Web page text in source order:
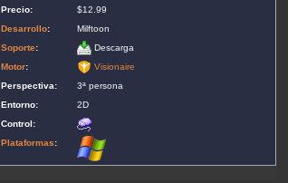
Precio:
$12.99
Desarrollo:
Milftoon
Soporte:
Descarga
Motor:
Visionaire
Perspectiva:
3ª persona
Entorno:
2D
Control:
Plataformas: